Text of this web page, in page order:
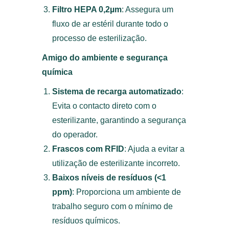
Filtro HEPA 0,2µm: Assegura um
fluxo de ar estéril durante todo o
processo de esterilização.
Amigo do ambiente e segurança
química
Sistema de recarga automatizado:
Evita o contacto direto com o
esterilizante, garantindo a segurança
do operador.
Frascos com RFID: Ajuda a evitar a
utilização de esterilizante incorreto.
Baixos níveis de resíduos (<1
ppm): Proporciona um ambiente de
trabalho seguro com o mínimo de
resíduos químicos.